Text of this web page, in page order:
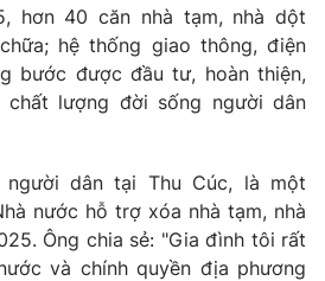
hơn 40 căn nhà tạm, nhà dột
hệ thống giao thông, điện
bước được đầu tư, hoàn thiện,
chất lượng đời sống người dân
người dân tại Thu Cúc, là một
nước hỗ trợ xóa nhà tạm, nhà
Ông chia sẻ: "Gia đình tôi rất
và chính quyền địa phương